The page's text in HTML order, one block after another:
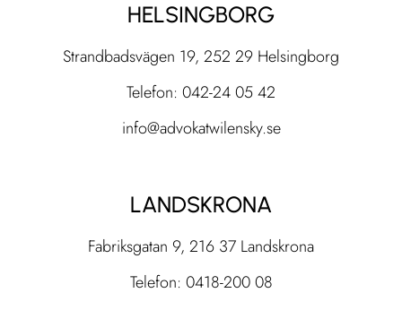
HELSINGBORG
Strandbadsvägen 19, 252 29 Helsingborg
Telefon: 042-24 05 42
info@advokatwilensky.se
LANDSKRONA
Fabriksgatan 9, 216 37 Landskrona
Telefon: 0418-200 08